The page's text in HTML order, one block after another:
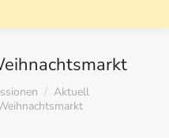
Aktuell